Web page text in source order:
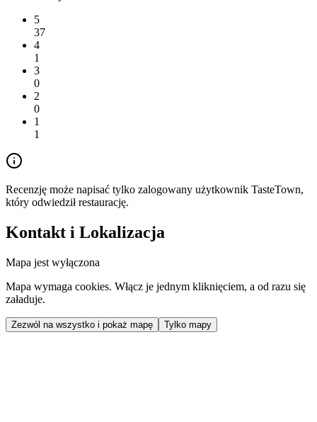
5
37
4
1
3
0
2
0
1
1
Recenzję może napisać tylko zalogowany użytkownik TasteTown,
który odwiedził restaurację.
Kontakt i Lokalizacja
Mapa jest wyłączona
Mapa wymaga cookies. Włącz je jednym kliknięciem, a od razu się
załaduje.
Zezwól na wszystko i pokaż mapę Tylko mapy